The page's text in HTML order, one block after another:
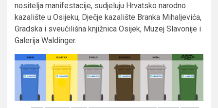
nositelja manifestacije, sudjeluju Hrvatsko narodno
kazalište u Osijeku, Dječje kazalište Branka Mihaljevića,
Gradska i sveučilišna knjižnica Osijek, Muzej Slavonije i
Galerija Waldinger.